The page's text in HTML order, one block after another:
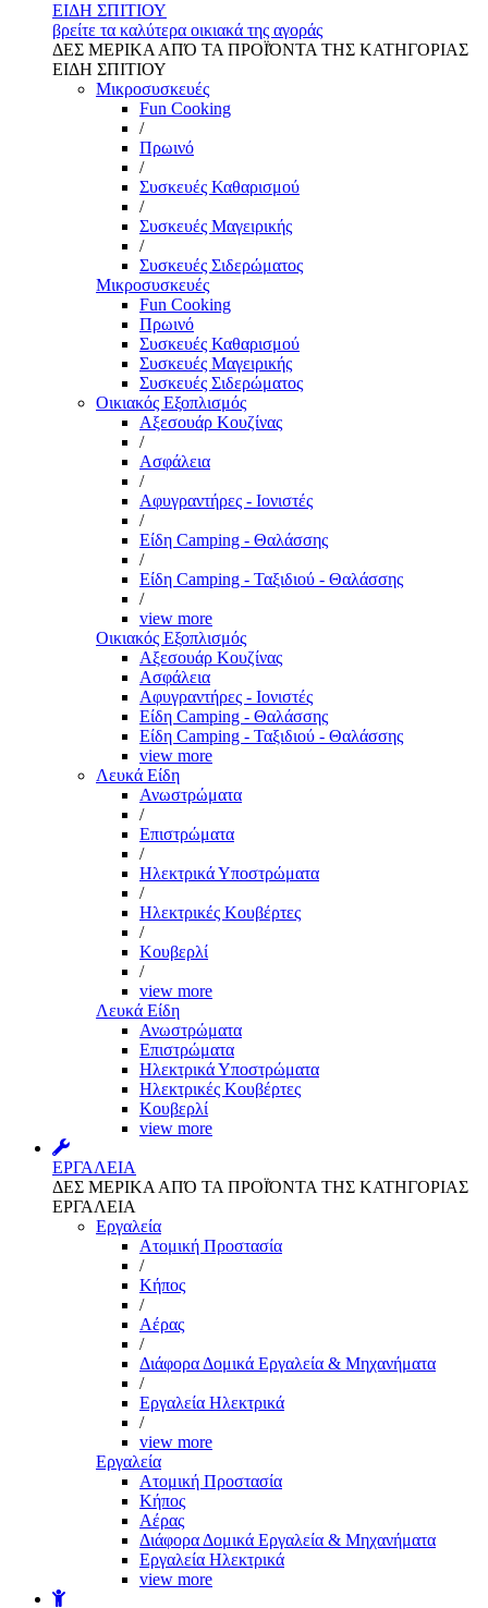
ΕΙΔΗ ΣΠΙΤΙΟΥ
βρείτε τα καλύτερα οικιακά της αγοράς
ΔΕΣ ΜΕΡΙΚΑ ΑΠΌ ΤΑ ΠΡΟΪΌΝΤΑ ΤΗΣ ΚΑΤΗΓΟΡΙΑΣ
ΕΙΔΗ ΣΠΙΤΙΟΥ
Μικροσυσκευές
Fun Cooking
/
Πρωινό
/
Συσκευές Καθαρισμού
/
Συσκευές Μαγειρικής
/
Συσκευές Σιδερώματος
Μικροσυσκευές
Fun Cooking
Πρωινό
Συσκευές Καθαρισμού
Συσκευές Μαγειρικής
Συσκευές Σιδερώματος
Οικιακός Εξοπλισμός
Αξεσουάρ Κουζίνας
/
Ασφάλεια
/
Αφυγραντήρες - Ιονιστές
/
Είδη Camping - Θαλάσσης
/
Είδη Camping - Ταξιδιού - Θαλάσσης
/
view more
Οικιακός Εξοπλισμός
Αξεσουάρ Κουζίνας
Ασφάλεια
Αφυγραντήρες - Ιονιστές
Είδη Camping - Θαλάσσης
Είδη Camping - Ταξιδιού - Θαλάσσης
view more
Λευκά Είδη
Ανωστρώματα
/
Επιστρώματα
/
Ηλεκτρικά Υποστρώματα
/
Ηλεκτρικές Κουβέρτες
/
Κουβερλί
/
view more
Λευκά Είδη
Ανωστρώματα
Επιστρώματα
Ηλεκτρικά Υποστρώματα
Ηλεκτρικές Κουβέρτες
Κουβερλί
view more
ΕΡΓΑΛΕΙΑ
ΔΕΣ ΜΕΡΙΚΑ ΑΠΌ ΤΑ ΠΡΟΪΌΝΤΑ ΤΗΣ ΚΑΤΗΓΟΡΙΑΣ
ΕΡΓΑΛΕΙΑ
Εργαλεία
Aτομική Προστασία
/
Kήπος
/
Αέρας
/
Διάφορα Δομικά Εργαλεία & Μηχανήματα
/
Εργαλεία Ηλεκτρικά
/
view more
Εργαλεία
Aτομική Προστασία
Kήπος
Αέρας
Διάφορα Δομικά Εργαλεία & Μηχανήματα
Εργαλεία Ηλεκτρικά
view more